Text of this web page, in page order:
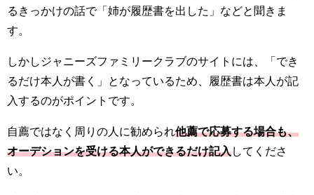
るきっかけの話で「姉が履歴書を出した」などと聞きま
す。
しかしジャニーズファミリークラブのサイトには、「でき
るだけ本人が書く」となっているため、履歴書は本人が記
入するのがポイントです。
自薦ではなく周りの人に勧められ他薦で応募する場合も、
オーデションを受ける本人ができるだけ記入してくださ
い。